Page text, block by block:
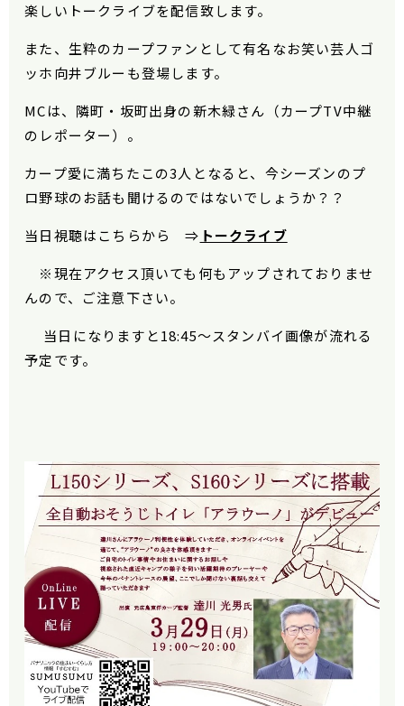
楽しいトークライブを配信致します。
また、生粋のカープファンとして有名なお笑い芸人ゴ
ッホ向井ブルーも登場します。
MCは、隣町・坂町出身の新木緑さん（カープTV中継
のレポーター）。
カープ愛に満ちたこの3人となると、今シーズンのプ
ロ野球のお話も聞けるのではないでしょうか？？
当日視聴はこちらから ⇒ トークライブ
※現在アクセス頂いても何もアップされておりませ
んので、ご注意下さい。
当日になりますと18:45～スタンバイ画像が流れる
予定です。